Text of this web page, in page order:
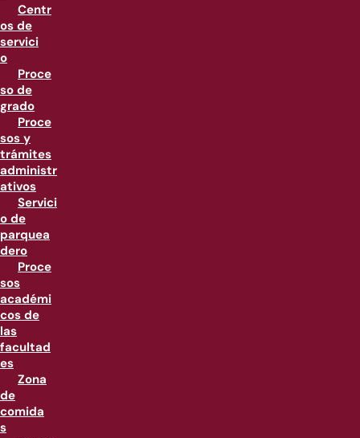
Centr
os de
servici
o
Proce
so de
grado
Proce
sos y
trámites
administr
ativos
Servici
o de
parquea
dero
Proce
sos
académi
cos de
las
facultad
es
Zona
de
comida
s